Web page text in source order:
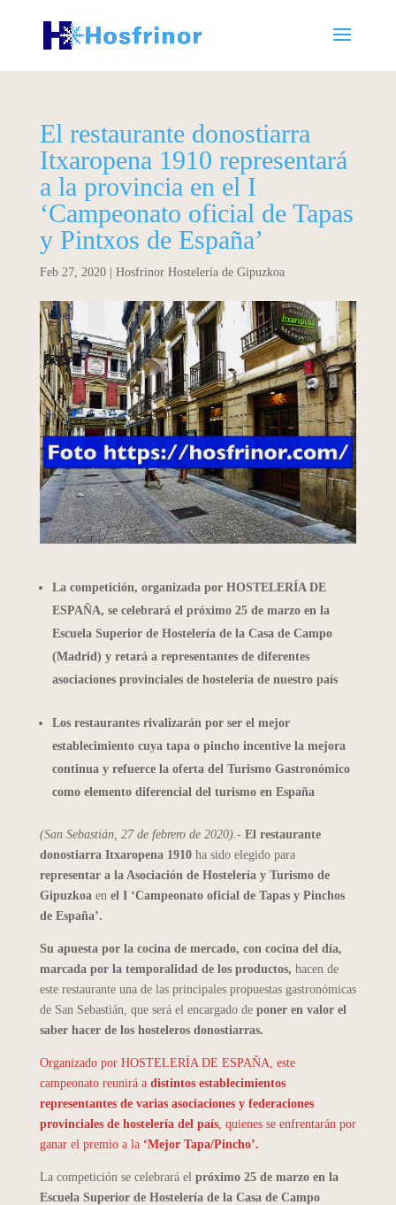
El restaurante donostiarra
Itxaropena 1910 representará
a la provincia en el I
‘Campeonato oficial de Tapas
y Pintxos de España’
Feb 27, 2020| Hosfrinor Hostelería de Gipuzkoa
La competición, organizada por HOSTELERÍA DE
ESPAÑA, se celebrará el próximo 25 de marzo en la
Escuela Superior de Hostelería de la Casa de Campo
(Madrid) y retará a representantes de diferentes
asociaciones provinciales de hostelería de nuestro país
Los restaurantes rivalizarán por ser el mejor
establecimiento cuya tapa o pincho incentive la mejora
continua y refuerce la oferta del Turismo Gastronómico
como elemento diferencial del turismo en España
(San Sebastián, 27 de febrero de 2020).- El restaurante
donostiarra Itxaropena 1910 ha sido elegido para
representar a la Asociación de Hostelería y Turismo de
Gipuzkoa en el I ‘Campeonato oficial de Tapas y Pinchos
de España’.
Su apuesta por la cocina de mercado, con cocina del día,
marcada por la temporalidad de los productos, hacen de
este restaurante una de las principales propuestas gastronómicas
de San Sebastián, que será el encargado de poner en valor el
saber hacer de los hosteleros donostiarras.
Organizado por HOSTELERÍA DE ESPAÑA, este
campeonato reunirá a distintos establecimientos
representantes de varias asociaciones y federaciones
provinciales de hostelería del país, quienes se enfrentarán por
ganar el premio a la ‘Mejor Tapa/Pincho’.
La competición se celebrará el próximo 25 de marzo en la
Escuela Superior de Hostelería de la Casa de Campo